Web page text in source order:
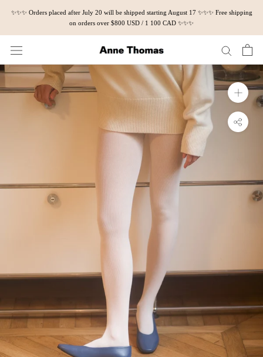
content
✨✨✨ Orders placed after July 20 will be shipped starting August 17 ✨✨✨ Free shipping
on orders over $800 USD / 1 100 CAD ✨✨✨